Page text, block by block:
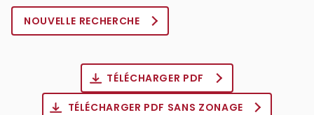
NOUVELLE RECHERCHE
TÉLÉCHARGER PDF
TÉLÉCHARGER PDF SANS ZONAGE